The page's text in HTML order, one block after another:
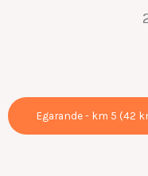
Egarande - km 5 (42